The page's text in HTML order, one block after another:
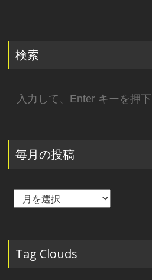
検索
索:
毎月の投稿
毎
稿
Tag Clouds